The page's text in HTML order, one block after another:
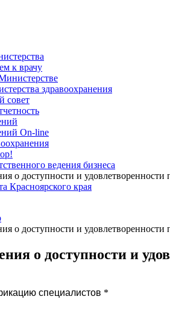
к врачу
здравоохранения
совет
On-line
ведения бизнеса
о доступности и
Красноярского края
о доступности и
о доступности и